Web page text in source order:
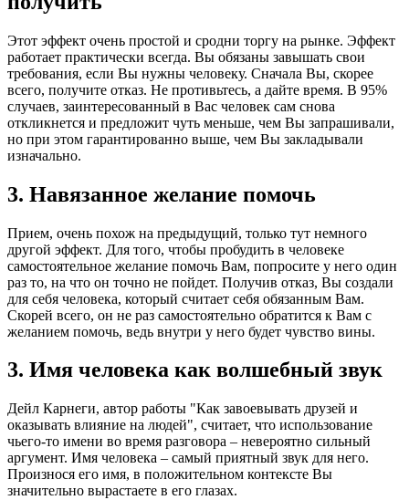
Этот эффект очень простой и сродни торгу на рынке. Эффект
работает практически всегда. Вы обязаны завышать свои
требования, если Вы нужны человеку. Сначала Вы, скорее
всего, получите отказ. Не противьтесь, а дайте время. В 95%
случаев, заинтересованный в Вас человек сам снова
откликнется и предложит чуть меньше, чем Вы запрашивали,
но при этом гарантированно выше, чем Вы закладывали
изначально.
3. Навязанное желание помочь
Прием, очень похож на предыдущий, только тут немного
другой эффект. Для того, чтобы пробудить в человеке
самостоятельное желание помочь Вам, попросите у него один
раз то, на что он точно не пойдет. Получив отказ, Вы создали
для себя человека, который считает себя обязанным Вам.
Скорей всего, он не раз самостоятельно обратится к Вам с
желанием помочь, ведь внутри у него будет чувство вины.
3. Имя человека как волшебный звук
Дейл Карнеги, автор работы "Как завоевывать друзей и
оказывать влияние на людей", считает, что использование
чьего-то имени во время разговора – невероятно сильный
аргумент. Имя человека – самый приятный звук для него.
Произнося его имя, в положительном контексте Вы
значительно вырастаете в его глазах.